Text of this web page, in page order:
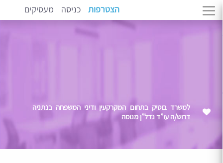
הצטרפות כניסה מעסיקים
למשרד בוטיק בתחום המקרקעין ודיני המשפחה בנתניה
דרוש/ה עו”ד נדל”ן מנוסה